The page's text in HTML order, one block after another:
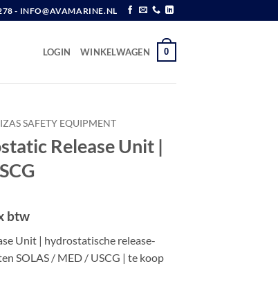
- INFO@AVAMARINE.NL
LOGIN WINKELWAGEN 0
SAFETY EQUIPMENT
Release Unit |
btw
Unit | hydrostatische release-
SOLAS / MED / USCG | te koop